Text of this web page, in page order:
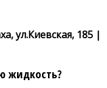
ул.Киевская, 185 |
жидкость?